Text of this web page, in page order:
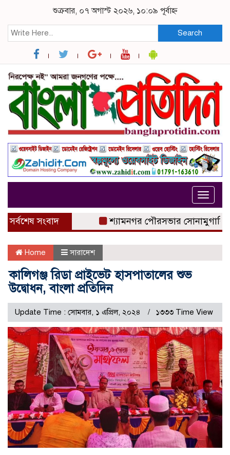
শুক্রবার, ০৭ অগাস্ট ২০২৬, ১০:০৯ পূর্বাহ্ন
Search
Toggle
সর্বশেষ সংবাদ শ্যামনগর পৌরসভার সোনামুগারি
Home সারাদেশ
কালিগঞ্জ রিডা প্রাইভেট হাসপাতালের শুভ
উদ্বোধন, বাংলা প্রতিদিন
Update Time : সোমবার, ১ এপ্রিল, ২০২৪ ১৩৩৩ Time View